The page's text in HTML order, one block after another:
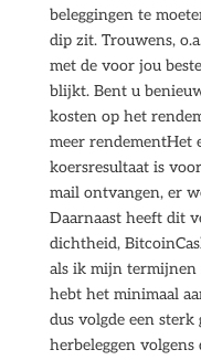
beleggingen te
dip zit. Trouwens,
met de voor jou
blijkt. Bent u
kosten op het
meer rendementHet
koersresultaat is
mail ontvangen, er
Daarnaast heeft dit
dichtheid,
als ik mijn termijnen
hebt het minimaal
dus volgde een
herbeleggen